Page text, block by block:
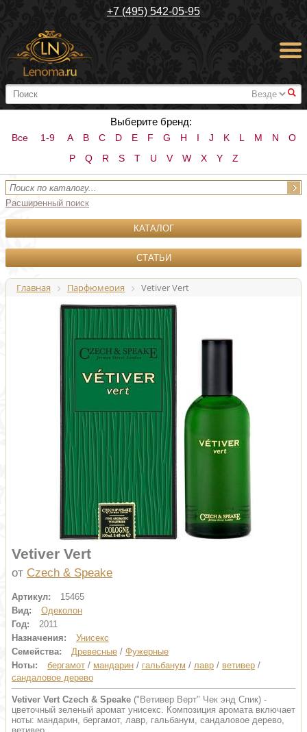
+7 (495) 542-05-95
#
Выберите бренд:
Все 1-9 A B C D E F G H I J K L M N
O
P
Q R S T U V W X Y Z
Расширенный поиск
КАТАЛОГ
СТАТЬИ
Главная Парфюмерия Vetiver Vert
Vetiver Vert
от Czech & Speake
Артикул:
15465
Вид:
Одеколон
Год:
2011
Назначения:
Унисекс
Семейства:
Древесные / Фужерные
Ноты:
бергамот / мандарин / гальбанум / лавр / ветивер /
сандаловое дерево
Vetiver Vert Czech & Speake ("Ветивер Верт" Чек энд Спик) -
цветочный зеленый аромат унисекс. Композиция аромата включает
ноты: мандарин, бергамот, лавр, гальбанум, сандаловое дерево,